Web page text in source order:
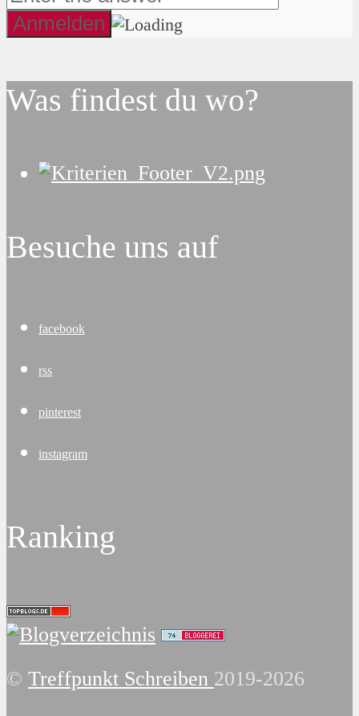
Was findest du wo?
Besuche uns auf
facebook
rss
pinterest
instagram
Ranking
© Treffpunkt Schreiben 2019-2026